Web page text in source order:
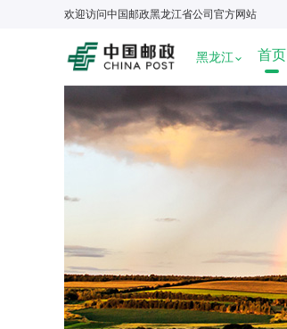
欢迎访问中国邮政黑龙江省公司 官方网站
黑龙江 首页